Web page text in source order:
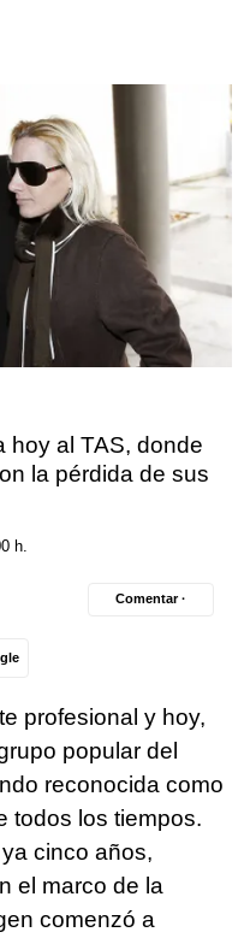
hoy al TAS, donde
la pérdida de sus
h.
Comentar ·
profesional y hoy,
popular del
reconocida como
todos los tiempos.
cinco años,
el marco de la
comenzó a